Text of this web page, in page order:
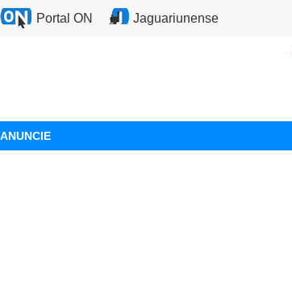
Portal ON Jaguariunense
ANUNCIE